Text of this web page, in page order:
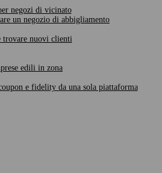
negozi di vicinato
un negozio di abbigliamento
trovare nuovi clienti
edili in zona
e fidelity da una sola piattaforma